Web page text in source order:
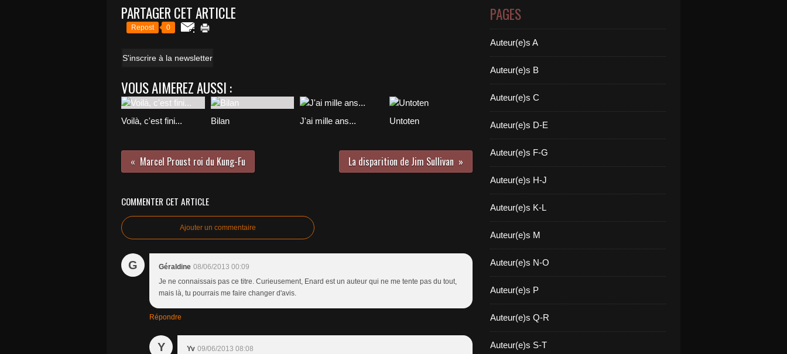
PARTAGER CET ARTICLE
Repost 0
S'inscrire à la newsletter
VOUS AIMEREZ AUSSI :
Voilà, c'est fini... Bilan J'ai mille ans... Untoten
Marcel Proust roi du Kung-Fu La disparition de Jim Sullivan
COMMENTER CET ARTICLE
Ajouter un commentaire
G Géraldine 08/06/2013 00:09
Je ne connaissais pas ce titre. Curieusement, Enard est un auteur qui ne me tente pas du tout,
mais là, tu pourrais me faire changer d'avis.
Répondre
Y Yv 09/06/2013 08:08
PAGES
Auteur(e)s A
Auteur(e)s B
Auteur(e)s C
Auteur(e)s D-E
Auteur(e)s F-G
Auteur(e)s H-J
Auteur(e)s K-L
Auteur(e)s M
Auteur(e)s N-O
Auteur(e)s P
Auteur(e)s Q-R
Auteur(e)s S-T